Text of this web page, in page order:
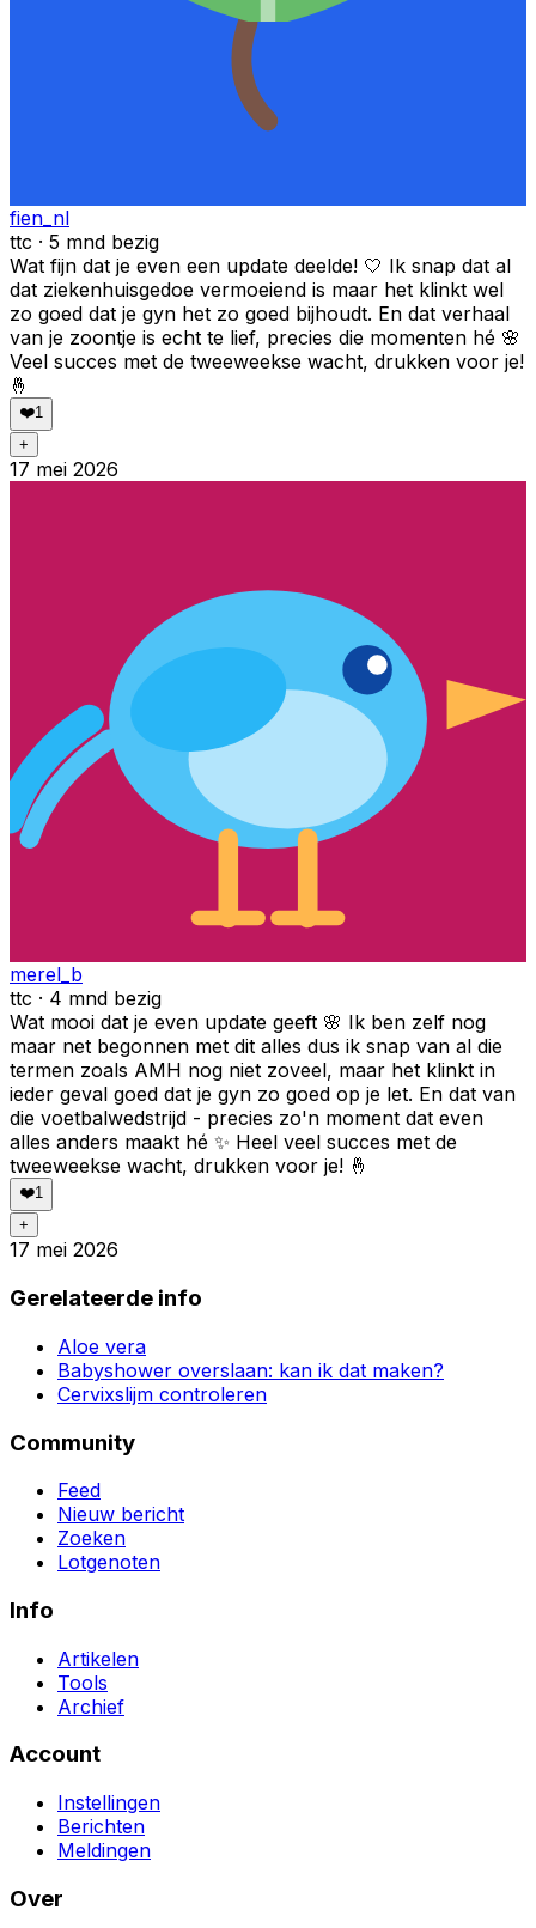
fien_nl
ttc · 5 mnd bezig
Wat fijn dat je even een update deelde! 🤍 Ik snap dat al
dat ziekenhuisgedoe vermoeiend is maar het klinkt wel
zo goed dat je gyn het zo goed bijhoudt. En dat verhaal
van je zoontje is echt te lief, precies die momenten hé 🌸
Veel succes met de tweeweekse wacht, drukken voor je!
🤞
❤️1
+
17 mei 2026
merel_b
ttc · 4 mnd bezig
Wat mooi dat je even update geeft 🌸 Ik ben zelf nog
maar net begonnen met dit alles dus ik snap van al die
termen zoals AMH nog niet zoveel, maar het klinkt in
ieder geval goed dat je gyn zo goed op je let. En dat van
die voetbalwedstrijd - precies zo'n moment dat even
alles anders maakt hé ✨ Heel veel succes met de
tweeweekse wacht, drukken voor je! 🤞
❤️1
+
17 mei 2026
Gerelateerde info
Aloe vera
Babyshower overslaan: kan ik dat maken?
Cervixslijm controleren
Community
Feed
Nieuw bericht
Zoeken
Lotgenoten
Info
Artikelen
Tools
Archief
Account
Instellingen
Berichten
Meldingen
Over